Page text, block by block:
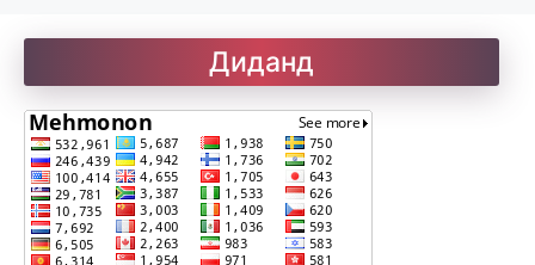
Рефератҳо-2
Рубоиёти Хайём
Саъдӣ. Гулистон
Диданд